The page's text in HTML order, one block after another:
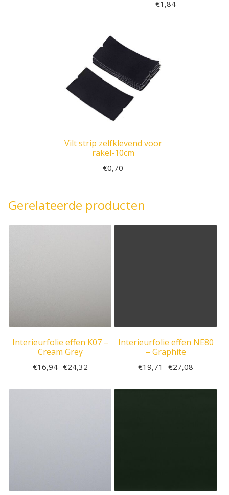
€1,84
Vilt strip zelfklevend voor
rakel-10cm
€0,70
Gerelateerde producten
Interieurfolie effen K07 –
Cream Grey
€16,94-€24,32
Interieurfolie effen NE80
– Graphite
€19,71 -€27,08